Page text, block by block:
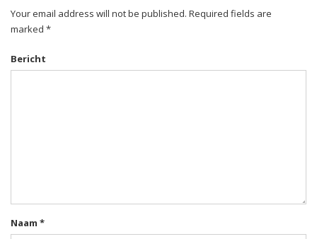
Your email address will not be published. Required fields are
marked *
Bericht
Naam *